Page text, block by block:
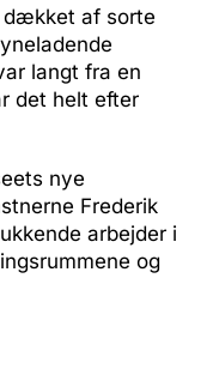
dækket af sorte
langt fra en
det helt efter
nye
Frederik
arbejder i
og